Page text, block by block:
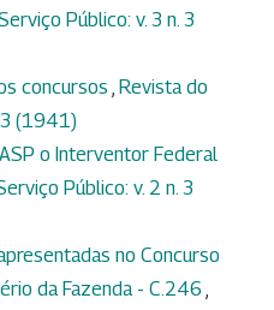
Público: v. 3 n. 3
concursos , Revista do
3 (1941)
o Interventor Federal
Público: v. 2 n. 3
no Concurso
da Fazenda - C.246 ,